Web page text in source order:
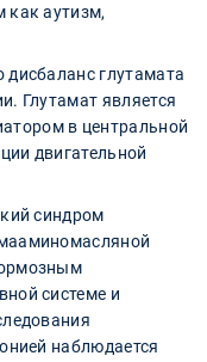
как аутизм,
глутамата
Глутамат является
в центральной
двигательной
синдром
системе и
наблюдается